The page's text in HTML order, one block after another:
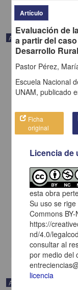
Artículo
Alfredo Ramos
Morales Ruiz,
Latina y el Caribe,
2021-02-03
Multidisciplina
Artículo
Artículo
Evaluación de
a partir del
Desarrollo
Escuela Nacional
UNAM, publicado
Ficha
original
Licencia de
esta obra
Su uso se
Commons
https://
nd/4.0/
consultar al
por medio del
licencia